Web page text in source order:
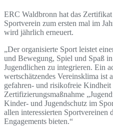
ERC Waldbronn hat das
Sportverein zum ersten mal im
wird jährlich erneuert.
„Der organisierte Sport leistet
und Bewegung, Spiel und Spaß
Jugendlichen zu integrieren. Ein
wertschätzendes Vereinsklima ist
gefahren- und risikofreie
Zertifizierungsmaßnahme
Kinder- und Jugendschutz im
allen interessierten
Engagements bieten.“